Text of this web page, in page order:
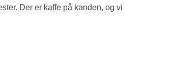
Der er kaffe på kanden, og vi